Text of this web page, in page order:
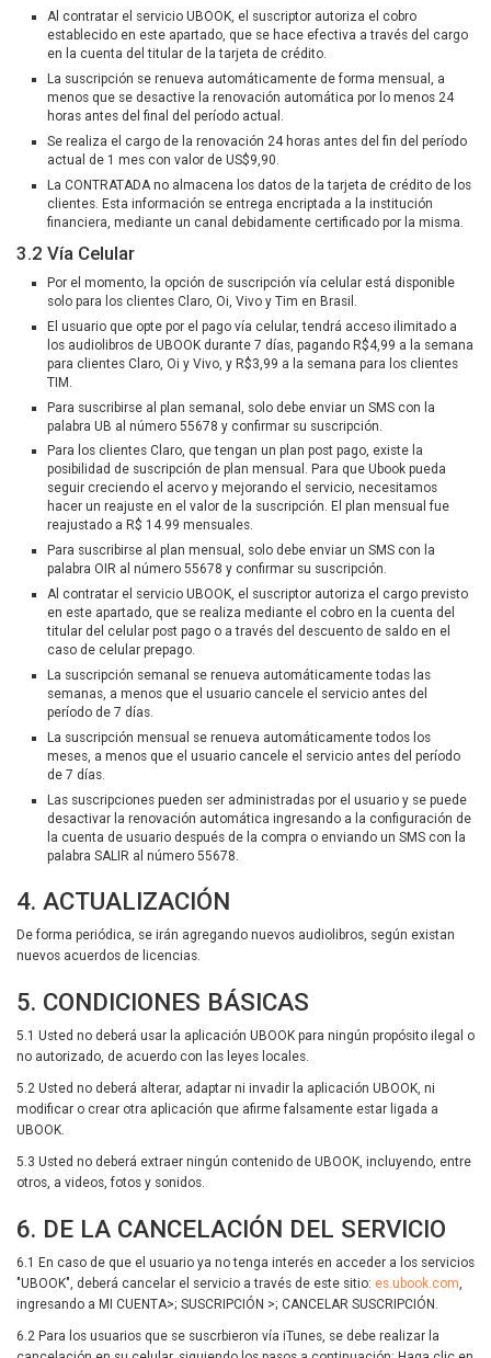
Al contratar el servicio UBOOK, el suscriptor autoriza el cobro
establecido en este apartado, que se hace efectiva a través del cargo
en la cuenta del titular de la tarjeta de crédito.
La suscripción se renueva automáticamente de forma mensual, a
menos que se desactive la renovación automática por lo menos 24
horas antes del final del período actual.
Se realiza el cargo de la renovación 24 horas antes del fin del período
actual de 1 mes con valor de US$9,90.
La CONTRATADA no almacena los datos de la tarjeta de crédito de los
clientes. Esta información se entrega encriptada a la institución
financiera, mediante un canal debidamente certificado por la misma.
3.2 Vía Celular
Por el momento, la opción de suscripción vía celular está disponible
solo para los clientes Claro, Oi, Vivo y Tim en Brasil.
El usuario que opte por el pago vía celular, tendrá acceso ilimitado a
los audiolibros de UBOOK durante 7 días, pagando R$4,99 a la semana
para clientes Claro, Oi y Vivo, y R$3,99 a la semana para los clientes
TIM.
Para suscribirse al plan semanal, solo debe enviar un SMS con la
palabra UB al número 55678 y confirmar su suscripción.
Para los clientes Claro, que tengan un plan post pago, existe la
posibilidad de suscripción de plan mensual. Para que Ubook pueda
seguir creciendo el acervo y mejorando el servicio, necesitamos
hacer un reajuste en el valor de la suscripción. El plan mensual fue
reajustado a R$ 14.99 mensuales.
Para suscribirse al plan mensual, solo debe enviar un SMS con la
palabra OIR al número 55678 y confirmar su suscripción.
Al contratar el servicio UBOOK, el suscriptor autoriza el cargo previsto
en este apartado, que se realiza mediante el cobro en la cuenta del
titular del celular post pago o a través del descuento de saldo en el
caso de celular prepago.
La suscripción semanal se renueva automáticamente todas las
semanas, a menos que el usuario cancele el servicio antes del
período de 7 días.
La suscripción mensual se renueva automáticamente todos los
meses, a menos que el usuario cancele el servicio antes del período
de 7 días.
Las suscripciones pueden ser administradas por el usuario y se puede
desactivar la renovación automática ingresando a la configuración de
la cuenta de usuario después de la compra o enviando un SMS con la
palabra SALIR al número 55678.
4. ACTUALIZACIÓN
De forma periódica, se irán agregando nuevos audiolibros, según existan
nuevos acuerdos de licencias.
5. CONDICIONES BÁSICAS
5.1 Usted no deberá usar la aplicación UBOOK para ningún propósito ilegal o
no autorizado, de acuerdo con las leyes locales.
5.2 Usted no deberá alterar, adaptar ni invadir la aplicación UBOOK, ni
modificar o crear otra aplicación que afirme falsamente estar ligada a
UBOOK.
5.3 Usted no deberá extraer ningún contenido de UBOOK, incluyendo, entre
otros, a videos, fotos y sonidos.
6. DE LA CANCELACIÓN DEL SERVICIO
6.1 En caso de que el usuario ya no tenga interés en acceder a los servicios
"UBOOK", deberá cancelar el servicio a través de este sitio: es.ubook.com,
ingresando a MI CUENTA>; SUSCRIPCIÓN >; CANCELAR SUSCRIPCIÓN.
6.2 Para los usuarios que se suscrbieron vía iTunes, se debe realizar la